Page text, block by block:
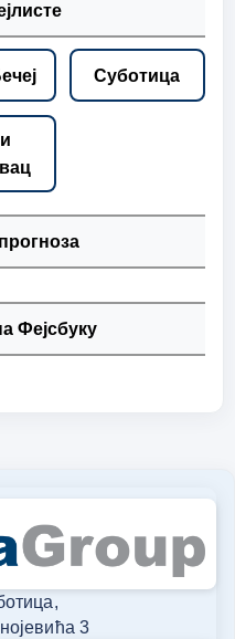
Суботица
Фејсбуку
3